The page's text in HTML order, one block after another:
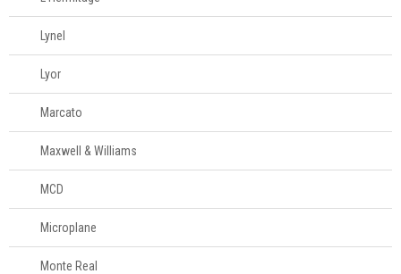
Lynel
Lyor
Marcato
Maxwell & Williams
MCD
Microplane
Monte Real